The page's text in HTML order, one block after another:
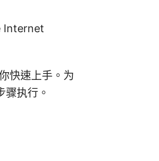
Internet
快速上手。为
执行。